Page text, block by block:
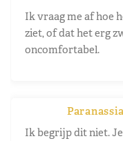
Ik vraag me af hoe
ziet, of dat het erg
oncomfortabel.
Paranassia
Ik begrijp dit niet.